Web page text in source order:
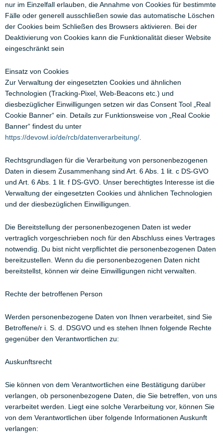
nur im Einzelfall erlauben, die Annahme von Cookies für bestimmte
Fälle oder generell ausschließen sowie das automatische Löschen
der Cookies beim Schließen des Browsers aktivieren. Bei der
Deaktivierung von Cookies kann die Funktionalität dieser Website
eingeschränkt sein
Einsatz von Cookies
Zur Verwaltung der eingesetzten Cookies und ähnlichen
Technologien (Tracking-Pixel, Web-Beacons etc.) und
diesbezüglicher Einwilligungen setzen wir das Consent Tool „Real
Cookie Banner“ ein. Details zur Funktionsweise von „Real Cookie
Banner“ findest du unter
https://devowl.io/de/rcb/datenverarbeitung/
Rechtsgrundlagen für die Verarbeitung von personenbezogenen
Daten in diesem Zusammenhang sind Art. 6 Abs. 1 lit. c DS-GVO
und Art. 6 Abs. 1 lit. f DS-GVO. Unser berechtigtes Interesse ist die
Verwaltung der eingesetzten Cookies und ähnlichen Technologien
und der diesbezüglichen Einwilligungen.
Die Bereitstellung der personenbezogenen Daten ist weder
vertraglich vorgeschrieben noch für den Abschluss eines Vertrages
notwendig. Du bist nicht verpflichtet die personenbezogenen Daten
bereitzustellen. Wenn du die personenbezogenen Daten nicht
bereitstellst, können wir deine Einwilligungen nicht verwalten.
Rechte der betroffenen Person
Werden personenbezogene Daten von Ihnen verarbeitet, sind Sie
Betroffene/r i. S. d. DSGVO und es stehen Ihnen folgende Rechte
gegenüber den Verantwortlichen zu:
Auskunftsrecht
Sie können von dem Verantwortlichen eine Bestätigung darüber
verlangen, ob personenbezogene Daten, die Sie betreffen, von uns
verarbeitet werden. Liegt eine solche Verarbeitung vor, können Sie
von dem Verantwortlichen über folgende Informationen Auskunft
verlangen: